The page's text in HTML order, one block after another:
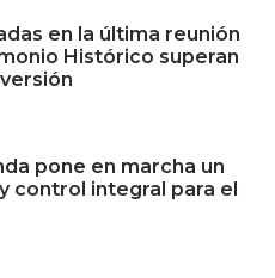
en la última reunión
Histórico superan
pone en marcha un
control integral para el